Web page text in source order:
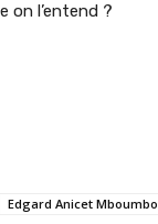
on l’entend ?
Edgard Anicet